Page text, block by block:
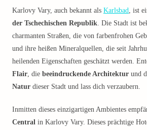
Karlovy Vary, auch bekannt als Karlsbad, ist
der Tschechischen Republik. Die Stadt ist
charmanten Straßen, die von farbenfrohen
und ihre heißen Mineralquellen, die seit
heilenden Eigenschaften geschätzt werden.
Flair, die beeindruckende Architektur und
Natur dieser Stadt und lass dich verzaubern.
Inmitten dieses einzigartigen Ambientes
Central in Karlovy Vary. Dieses prächtige